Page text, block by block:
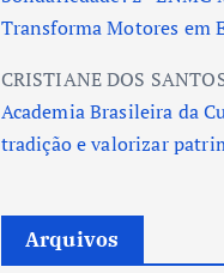
Transforma Motores em
CRISTIANE DOS
Academia Brasileira da
tradição e valorizar
Arquivos